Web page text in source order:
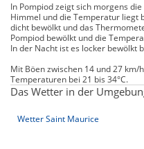
In Pompiod zeigt sich morgens
Himmel und die Temperatur liegt
dicht bewölkt und das
Pompiod bewölkt und die
In der Nacht ist es locker bewölkt
Mit Böen zwischen 14 und 27
Temperaturen bei 21 bis 34°C.
Das Wetter in der
Wetter Saint Maurice